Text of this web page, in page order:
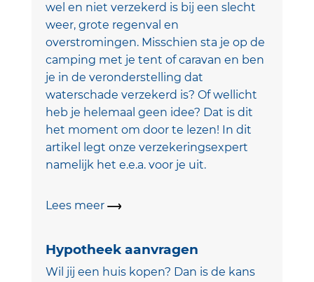
wel en niet verzekerd is bij een slecht
weer, grote regenval en
overstromingen. Misschien sta je op de
camping met je tent of caravan en ben
je in de veronderstelling dat
waterschade verzekerd is? Of wellicht
heb je helemaal geen idee? Dat is dit
het moment om door te lezen! In dit
artikel legt onze verzekeringsexpert
namelijk het e.e.a. voor je uit.
Lees meer
Hypotheek aanvragen
Wil jij een huis kopen? Dan is de kans